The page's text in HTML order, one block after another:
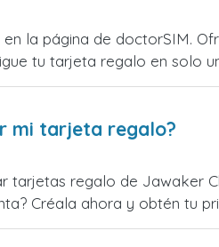
la página de doctorSIM.
tu tarjeta regalo en solo
mi tarjeta regalo?
tarjetas regalo de Jawaker
Créala ahora y obtén tu